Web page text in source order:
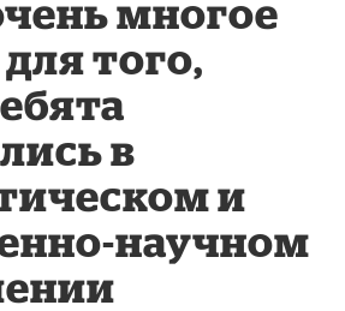
многое
того,
в
и
научном